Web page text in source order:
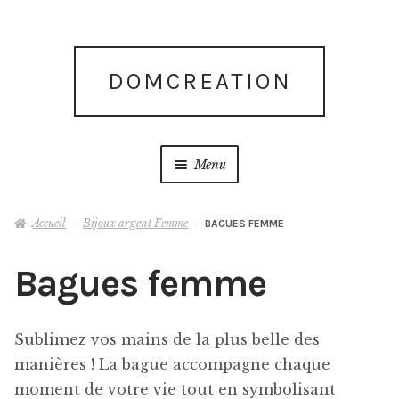
DOMCREATION
Menu
Boutique
Accueil Bijoux argent Femme BAGUES FEMME
Bagues femme
Sublimez vos mains de la plus belle des
manières ! La bague accompagne chaque
moment de votre vie tout en symbolisant